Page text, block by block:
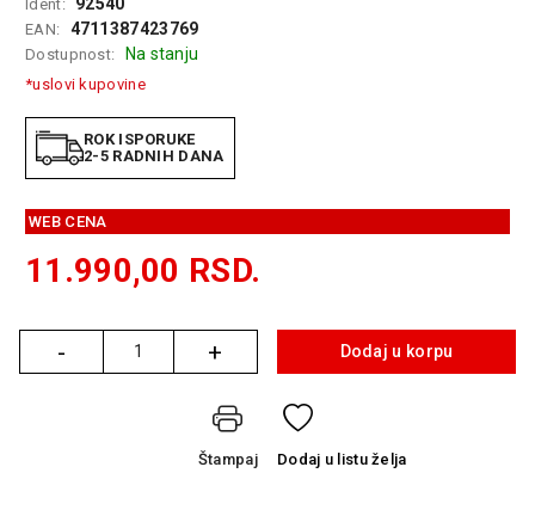
EELEKTRO
ZAŠTITA
SOLARNI
SISTEMI
MREŽNA
OPREMA
ŠTAMPAČI,
FOTOKOPIRI
FOTOAPARATI
Ident:
EAN: 4711387423769
Dostupnost: Na stanju
*uslovi kupovine
ROK ISPORUKE
2-5 RADNIH DANA
WEB CENA
11.990,00 RSD.
- + Dodaj u korpu
Štampaj Dodaj u listu želja